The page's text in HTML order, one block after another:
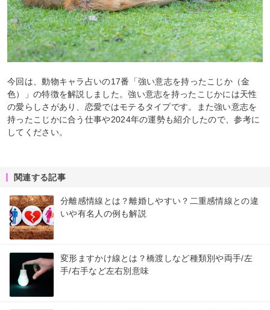
今回は、動物キャラ占いの17番「強い意志を持ったこじか（金
色）」の特徴を解説しました。強い意志を持ったこじかには天性
の愛らしさがあり、恋愛ではモテるタイプです。また強い意志を
持ったこじかに合う仕事や2024年の運勢も紹介したので、参考に
してください。
関連する記事
分離感情線とは？離婚しやすい？二重感情線との違
いや有名人の例も解説
変形ますかけ線とは？橋渡しなど種類別や両手/左
手/右手など左右別意味